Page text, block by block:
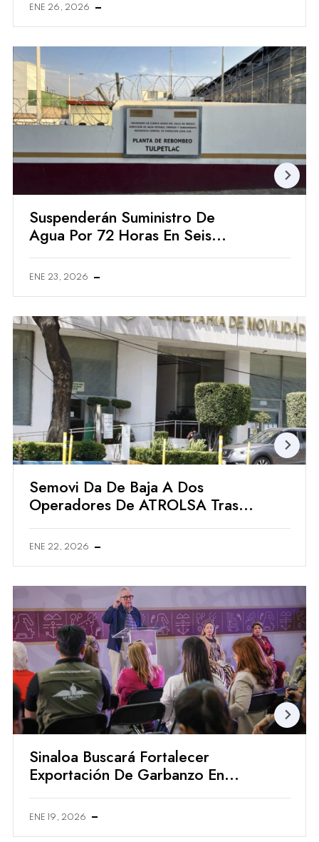
ENE 26, 2026
Suspenderán Suministro De
Agua Por 72 Horas En Seis
Colonias De Ecatepec
ENE 23, 2026
Semovi Da De Baja A Dos
Operadores De ATROLSA Tras
Incidente Con Usuarios
ENE 22, 2026
Sinaloa Buscará Fortalecer
Exportación De Garbanzo En
Expo Gulfood Dubai 2026
ENE 19, 2026